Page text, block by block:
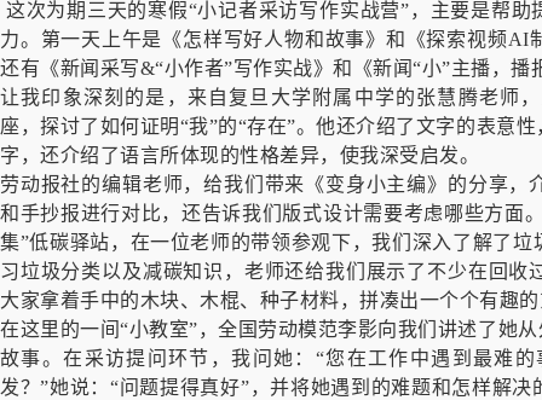
这次为期三天的寒假“小记者采访写作实战营”，主要是帮
力。第一天上午是《怎样写好人物和故事》和《探索视频
还有《新闻采写&“小作者”写作实战》和《新闻“小”主播，
让我印象深刻的是，来自复旦大学附属中学的张慧腾老师
座，探讨了如何证明“我”的“存在”。他还介绍了文字的表意
字，还介绍了语言所体现的性格差异，使我深受启发。
劳动报社的编辑老师，给我们带来《变身小主编》的分享
和手抄报进行对比，还告诉我们版式设计需要考虑哪些方面
集”低碳驿站，在一位老师的带领参观下，我们深入了解了
习垃圾分类以及减碳知识，老师还给我们展示了不少在回
大家拿着手中的木块、木棍、种子材料，拼凑出一个个有趣
在这里的一间“小教室”，全国劳动模范李影向我们讲述了她
故事。在采访提问环节，我问她：“您在工作中遇到最难
发？”她说：“问题提得真好”，并将她遇到的难题和怎样解